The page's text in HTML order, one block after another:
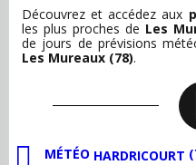
Découvrez et accédez aux
les plus proches de Les
de jours de prévisions
Les Mureaux (78).
MÉTÉO HARDRICOURT